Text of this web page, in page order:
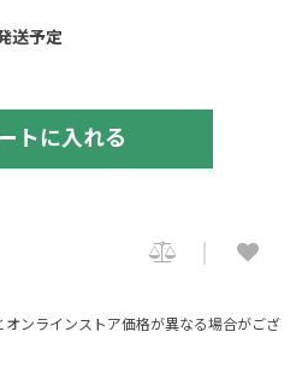
送予定
トに入れる
ンラインストア価格が異なる場合がござ